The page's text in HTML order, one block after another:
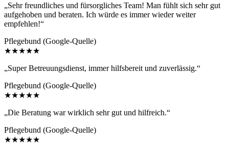
„Sehr freundliches und fürsorgliches Team! Man fühlt sich sehr gut
aufgehoben und beraten. Ich würde es immer wieder weiter
empfehlen!“
Pflegebund (Google-Quelle)
★★★★★
„Super Betreuungsdienst, immer hilfsbereit und zuverlässig.“
Pflegebund (Google-Quelle)
★★★★★
„Die Beratung war wirklich sehr gut und hilfreich.“
Pflegebund (Google-Quelle)
★★★★★